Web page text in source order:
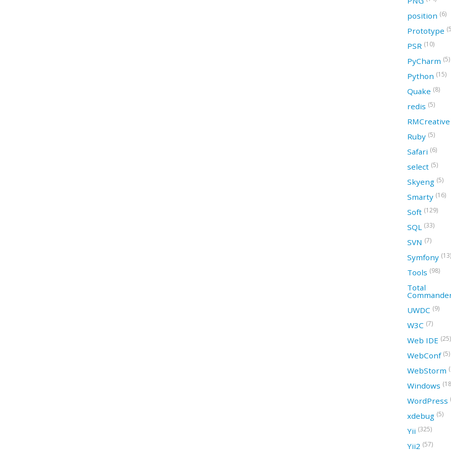
position (6)
Prototype
PSR (10)
PyCharm (5)
Python (15)
Quake (8)
redis (5)
RMCreative
Ruby (5)
Safari (6)
select (5)
Skyeng (5)
Smarty (16)
Soft (129)
SQL (33)
SVN (7)
Symfony (13)
Tools (98)
Total
UWDC (9)
W3C (7)
Web IDE (25)
WebConf (5)
WebStorm
Windows
WordPress
xdebug (5)
Yii (325)
Yii2 (57)